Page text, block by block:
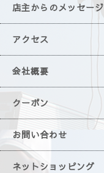
店主からのメッセージ
アクセス
会社概要
クーポン
お問い合わせ
ネットショッピング